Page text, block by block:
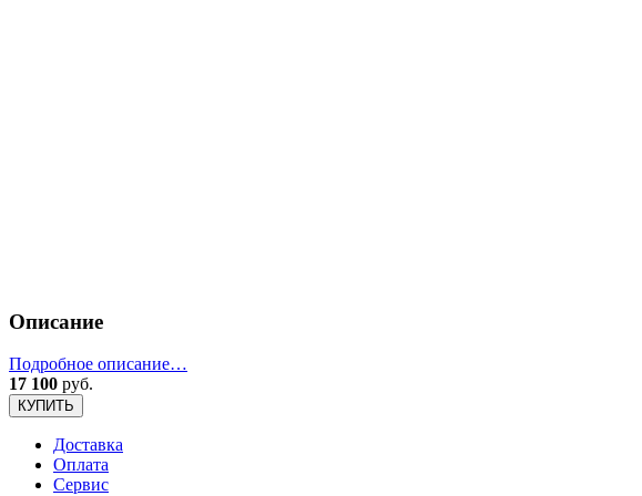
Описание
Подробное описание…
17 100 руб.
КУПИТЬ
Доставка
Оплата
Сервис